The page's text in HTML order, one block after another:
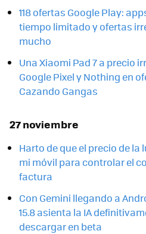
118 ofertas Google Play:
tiempo limitado y ofertas
mucho
Una Xiaomi Pad 7 a precio
Google Pixel y Nothing en
Cazando Gangas
27 noviembre
Harto de que el precio de
mi móvil para controlar el
factura
Con Gemini llegando a
15.8 asienta la IA
descargar en beta